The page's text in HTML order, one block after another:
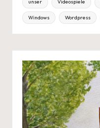
unser Videospiele
Windows Wordpress